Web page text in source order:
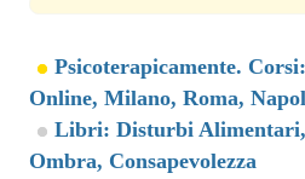
Psicoterapicamente.
Online, Milano, Roma,
Libri: Disturbi Alimentari,
Ombra, Consapevolezza